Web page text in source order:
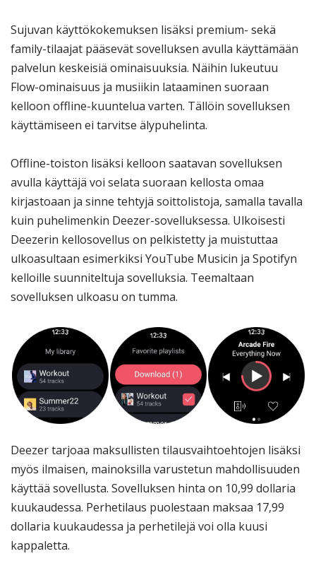
Sujuvan käyttökokemuksen lisäksi premium- sekä
family-tilaajat pääsevät sovelluksen avulla käyttämään
palvelun keskeisiä ominaisuuksia. Näihin lukeutuu
Flow-ominaisuus ja musiikin lataaminen suoraan
kelloon offline-kuuntelua varten. Tällöin sovelluksen
käyttämiseen ei tarvitse älypuhelinta.
Offline-toiston lisäksi kelloon saatavan sovelluksen
avulla käyttäjä voi selata suoraan kellosta omaa
kirjastoaan ja sinne tehtyjä soittolistoja, samalla tavalla
kuin puhelimenkin Deezer-sovelluksessa. Ulkoisesti
Deezerin kellosovellus on pelkistetty ja muistuttaa
ulkoasultaan esimerkiksi YouTube Musicin ja Spotifyn
kelloille suunniteltuja sovelluksia. Teemaltaan
sovelluksen ulkoasu on tumma.
Deezer tarjoaa maksullisten tilausvaihtoehtojen lisäksi
myös ilmaisen, mainoksilla varustetun mahdollisuuden
käyttää sovellusta. Sovelluksen hinta on 10,99 dollaria
kuukaudessa. Perhetilaus puolestaan maksaa 17,99
dollaria kuukaudessa ja perhetilejä voi olla kuusi
kappaletta.